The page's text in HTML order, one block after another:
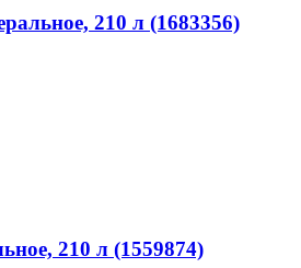
210 л (1683356)
210 л (1559874)